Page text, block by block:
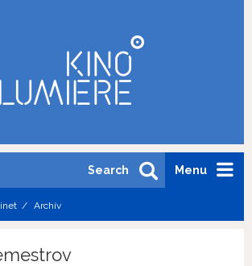
Menu
Search
Archív